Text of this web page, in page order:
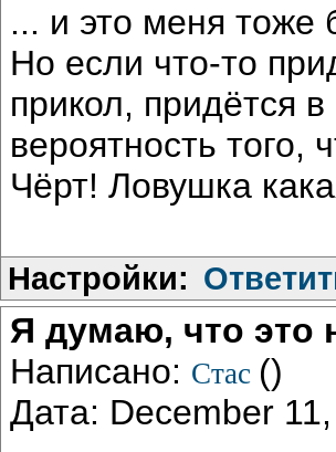
... и это меня тоже
Но если что-то
прикол, придётся
вероятность того,
Чёрт! Ловушка
Настройки:
Я думаю, что это
Написано: Стас ()
Дата: December